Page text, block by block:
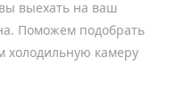
выехать на ваш
Поможем подобрать
холодильную камеру